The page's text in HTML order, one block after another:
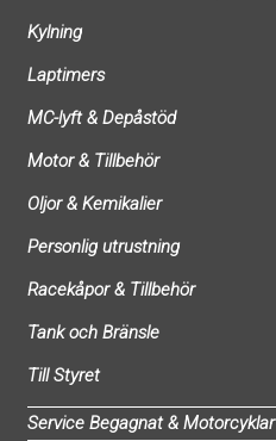
Kylning
Laptimers
MC-lyft & Depåstöd
Motor & Tillbehör
Oljor & Kemikalier
Personlig utrustning
Racekåpor & Tillbehör
Tank och Bränsle
Till Styret
Service Begagnat & Motorcyklar